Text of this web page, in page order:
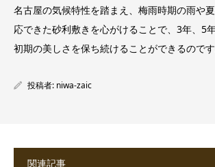
名古屋の気候特性を踏まえ、梅雨時期の雨や
応できた砂利敷きを心がけることで、3年、5
初期の美しさを保ち続けることができるのです
投稿者: niwa-zaic
関連記事